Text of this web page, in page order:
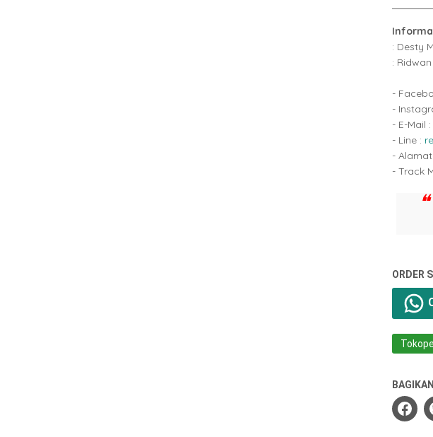
: Desty
:
-
-
- E-Mail :
- Line :
-
- Track
ORDER